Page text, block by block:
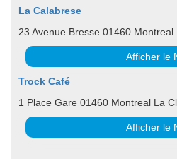
La Calabrese
23 Avenue Bresse 01460 Montreal
Afficher le
Trock Café
1 Place Gare 01460 Montreal La
Afficher le